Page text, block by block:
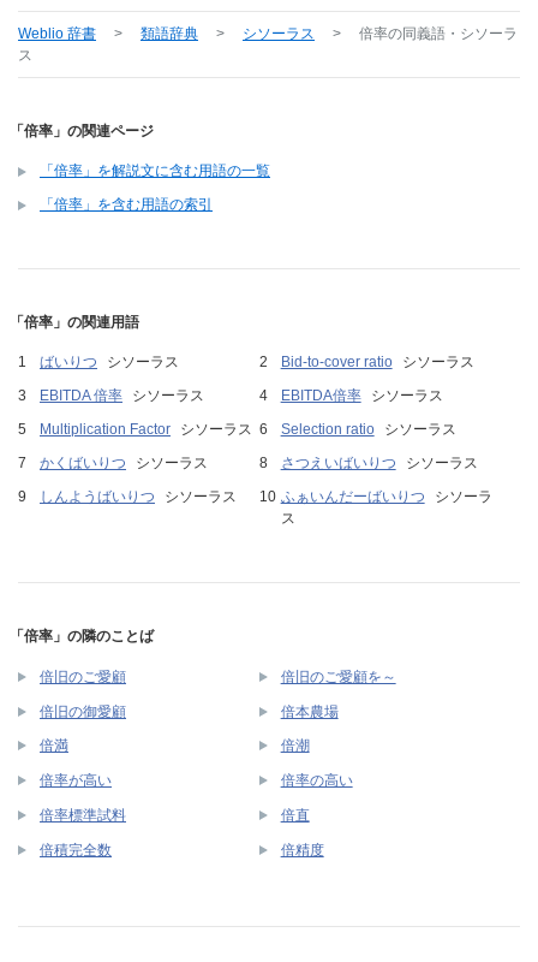
Weblio 辞書 > 類語辞典 > シソーラス > 倍率の同義語・シソーラ
ス
「倍率」の関連ページ
「倍率」を解説文に含む用語の一覧
「倍率」を含む用語の索引
「倍率」の関連用語
ばいりつ シソーラス Bid-to-cover ratio
シソーラス
EBITDA 倍率
シソーラス EBITDA倍率
シソーラス
Multiplication Factor
シソーラス Selection ratio
シソーラス
かくばいりつ
シソーラス さつえいばいりつ
シソーラス
しんようばいりつ
シソーラス ふぁいんだーばいりつ
シソーラ
ス
「倍率」の隣のことば
倍旧のご愛顧 倍旧のご愛顧を～
倍旧の御愛顧 倍本農場
倍満 倍潮
倍率が高い 倍率の高い
倍率標準試料 倍直
倍積完全数 倍精度